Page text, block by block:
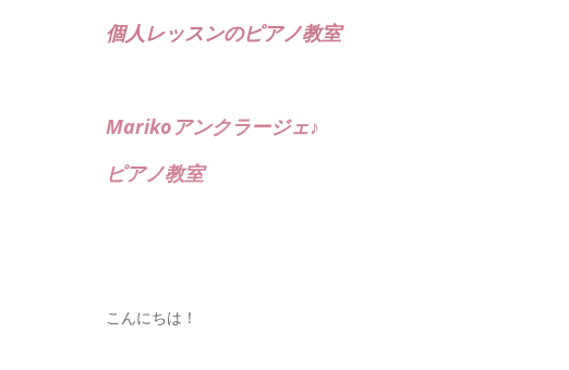
個人レッスンのピアノ教室
Marikoアンクラージェ♪
ピアノ教室
こんにちは！